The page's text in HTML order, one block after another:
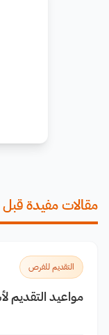
مقالات مفيدة قبل
التقديم للفرص
مواعيد التقديم لأشهر 10 منح